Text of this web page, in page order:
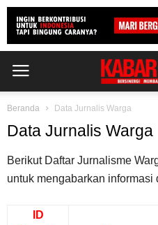
Beranda Data Jurnalis Warga
Data Jurnalis Warga
Berikut Daftar Jurnalisme
untuk mengabarkan informasi
ID